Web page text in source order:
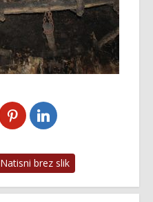
Natisni brez slik